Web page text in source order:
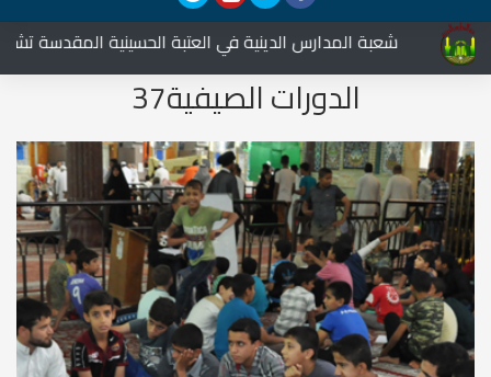
شعبة المدارس الدينية في العتبة الحسينية المقدسة تشارك
الدورات الصيفية37